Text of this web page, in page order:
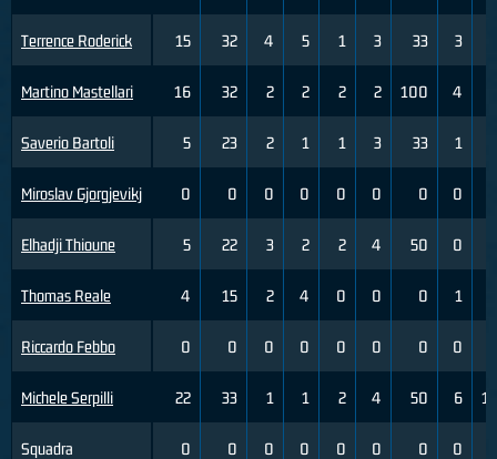
Terrence Roderick
Martino Mastellari
Saverio Bartoli
Miroslav Gjorgjevikj
Elhadji Thioune
Thomas Reale
Riccardo Febbo
Michele Serpilli
Squadra
15 32 4 5 1 3 33 3
16 32 2 2 2 2 100 4
5 23 2 1 1 3 33 1
0 0 0 0 0 0 0 0
5 22 3 2 2 4 50 0
4 15 2 4 0 0 0 1
0 0 0 0 0 0 0 0
22 33 1 1 2 4 50 6
0 0 0 0 0 0 0 0